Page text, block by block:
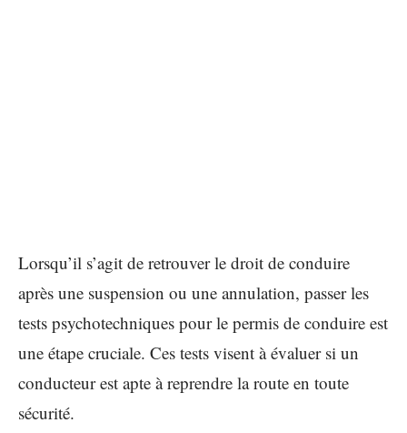
Lorsqu’il s’agit de retrouver le droit de conduire
après une suspension ou une annulation, passer les
tests psychotechniques pour le permis de conduire est
une étape cruciale. Ces tests visent à évaluer si un
conducteur est apte à reprendre la route en toute
sécurité.